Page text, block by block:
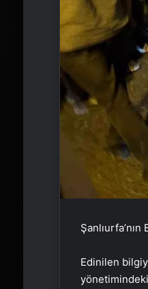
Edinilen